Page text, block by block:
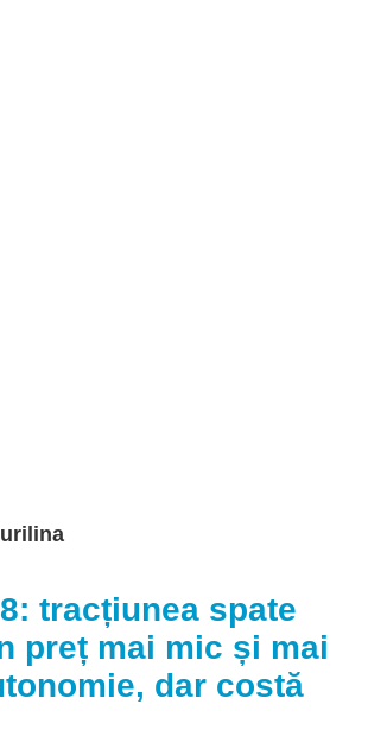
tracțiunea spate
preț mai mic și mai
dar costă